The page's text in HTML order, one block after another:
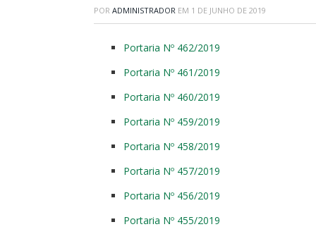
POR ADMINISTRADOR EM 1 DE JUNHO DE 2019
Portaria Nº 462/2019
Portaria Nº 461/2019
Portaria Nº 460/2019
Portaria Nº 459/2019
Portaria Nº 458/2019
Portaria Nº 457/2019
Portaria Nº 456/2019
Portaria Nº 455/2019